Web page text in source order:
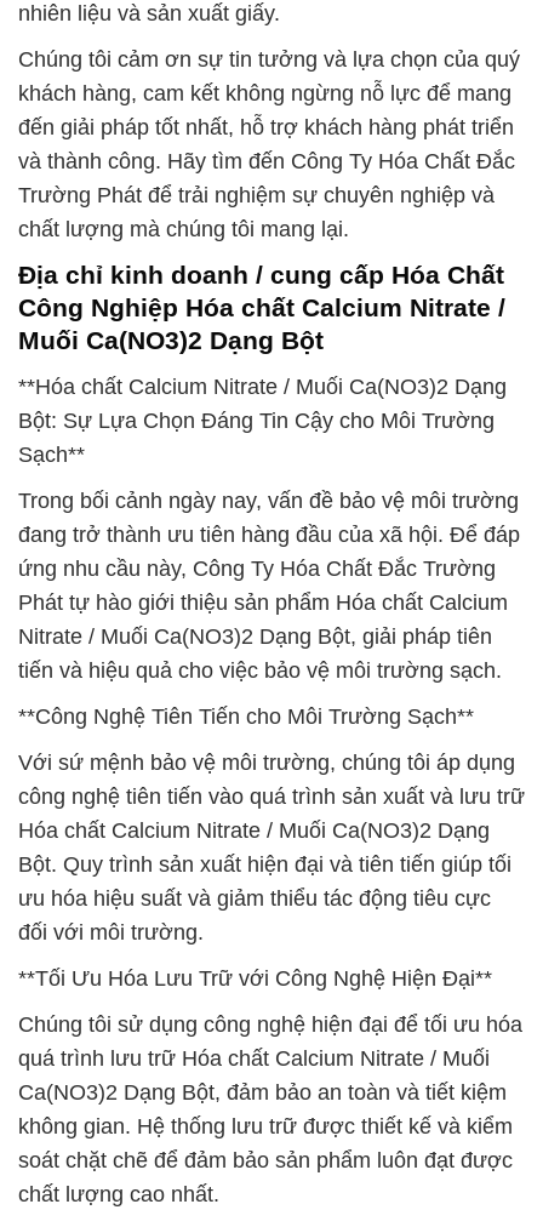
nhiên liệu và sản xuất giấy.
Chúng tôi cảm ơn sự tin tưởng và lựa chọn của quý
khách hàng, cam kết không ngừng nỗ lực để mang
đến giải pháp tốt nhất, hỗ trợ khách hàng phát triển
và thành công. Hãy tìm đến Công Ty Hóa Chất Đắc
Trường Phát để trải nghiệm sự chuyên nghiệp và
chất lượng mà chúng tôi mang lại.
Địa chỉ kinh doanh / cung cấp Hóa Chất
Công Nghiệp Hóa chất Calcium Nitrate /
Muối Ca(NO3)2 Dạng Bột
**Hóa chất Calcium Nitrate / Muối Ca(NO3)2 Dạng
Bột: Sự Lựa Chọn Đáng Tin Cậy cho Môi Trường
Sạch**
Trong bối cảnh ngày nay, vấn đề bảo vệ môi trường
đang trở thành ưu tiên hàng đầu của xã hội. Để đáp
ứng nhu cầu này, Công Ty Hóa Chất Đắc Trường
Phát tự hào giới thiệu sản phẩm Hóa chất Calcium
Nitrate / Muối Ca(NO3)2 Dạng Bột, giải pháp tiên
tiến và hiệu quả cho việc bảo vệ môi trường sạch.
**Công Nghệ Tiên Tiến cho Môi Trường Sạch**
Với sứ mệnh bảo vệ môi trường, chúng tôi áp dụng
công nghệ tiên tiến vào quá trình sản xuất và lưu trữ
Hóa chất Calcium Nitrate / Muối Ca(NO3)2 Dạng
Bột. Quy trình sản xuất hiện đại và tiên tiến giúp tối
ưu hóa hiệu suất và giảm thiểu tác động tiêu cực
đối với môi trường.
**Tối Ưu Hóa Lưu Trữ với Công Nghệ Hiện Đại**
Chúng tôi sử dụng công nghệ hiện đại để tối ưu hóa
quá trình lưu trữ Hóa chất Calcium Nitrate / Muối
Ca(NO3)2 Dạng Bột, đảm bảo an toàn và tiết kiệm
không gian. Hệ thống lưu trữ được thiết kế và kiểm
soát chặt chẽ để đảm bảo sản phẩm luôn đạt được
chất lượng cao nhất.